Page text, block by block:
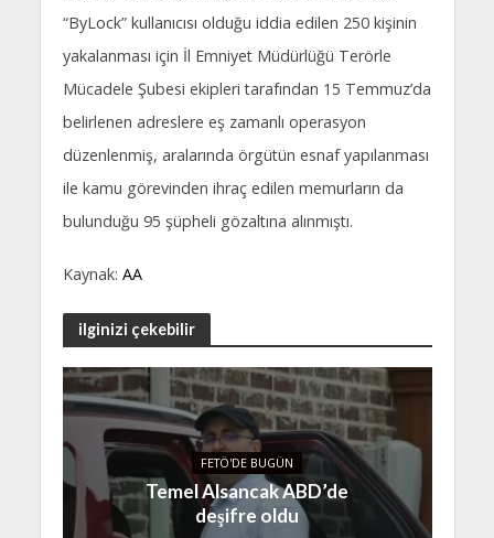
“ByLock” kullanıcısı olduğu iddia edilen 250 kişinin
yakalanması için İl Emniyet Müdürlüğü Terörle
Mücadele Şubesi ekipleri tarafından 15 Temmuz’da
belirlenen adreslere eş zamanlı operasyon
düzenlenmiş, aralarında örgütün esnaf yapılanması
ile kamu görevinden ihraç edilen memurların da
bulunduğu 95 şüpheli gözaltına alınmıştı.
Kaynak: AA
ilginizi çekebilir
FETÖ'DE BUGÜN
Temel Alsancak ABD’de
deşifre oldu